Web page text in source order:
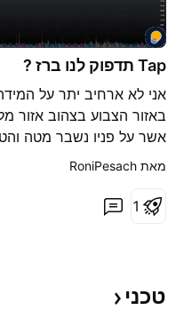
Tap תדפוק לנו ברז ?
אני לא ארחיב יתר על
באזור הצבוע בצהוב אזור
אשר על פניו נשבר מטה
הארוכים תומכים גם הם
בהחלט יכולה להמשיך מטה
מאת ‎RoniPesach‎
1
טכני